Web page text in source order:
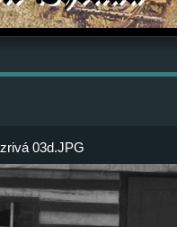
03d.JPG